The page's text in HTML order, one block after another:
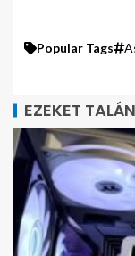
Popular Tags
EZEKET